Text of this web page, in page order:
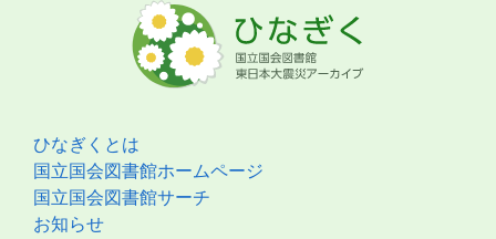
ひなぎくとは
国立国会図書館ホームページ
国立国会図書館サーチ
お知らせ